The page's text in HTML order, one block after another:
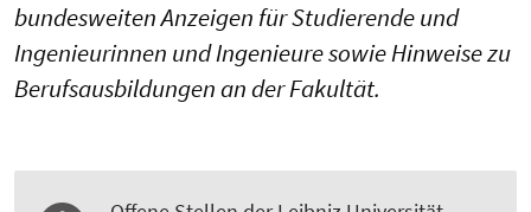
bundesweiten Anzeigen für Studierende und
Ingenieurinnen und Ingenieure sowie Hinweise zu
Berufsausbildungen an der Fakultät.